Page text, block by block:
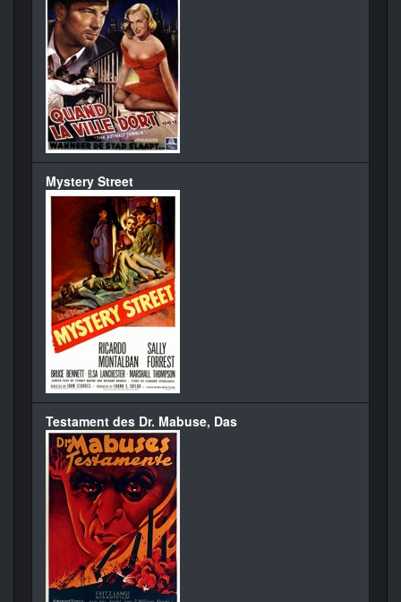
Mystery Street
Testament des Dr. Mabuse, Das